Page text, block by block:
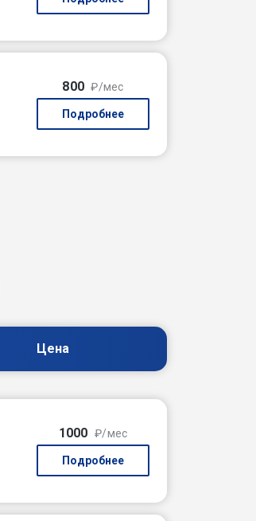
800 ₽/мес
Подробнее
Цена
1000 ₽/мес
Подробнее